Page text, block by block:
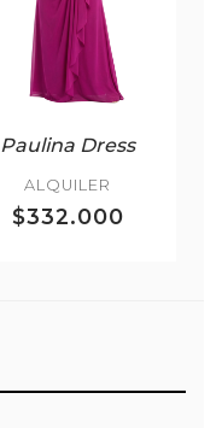
Paulina Dress
ALQUILER
$332.000